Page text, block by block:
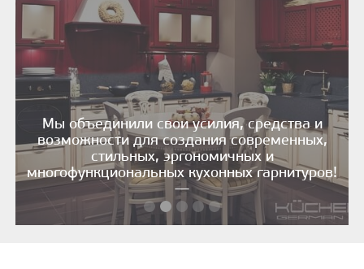
Мы объединили свои усилия, средства и
возможности для создания современных,
стильных, эргономичных и
многофункциональных кухонных гарнитуров!
—